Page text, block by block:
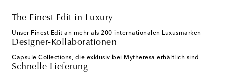
The Finest Edit in Luxury
Unser Finest Edit an mehr als 200 internationalen Luxusmarken
Designer-Kollaborationen
Capsule Collections, die exklusiv bei Mytheresa erhältlich sind
Schnelle Lieferung